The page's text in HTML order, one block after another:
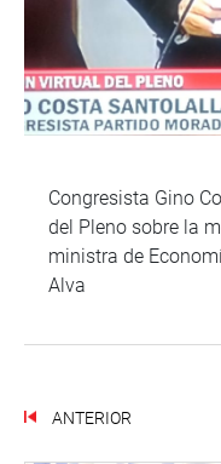
Congresista Gino
del Pleno sobre la
ministra de
Alva
ANTERIOR